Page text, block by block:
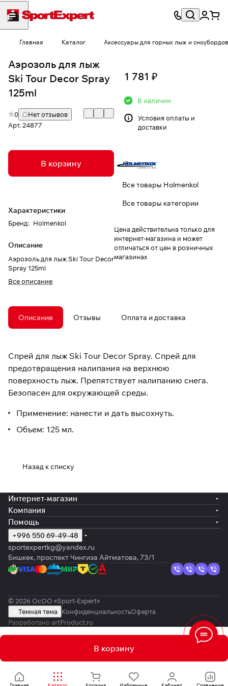
Главная Каталог Аксессуары для горных лыж и сноубордов
Аэрозоль для лыж
Ski Tour Decor Spray
125ml
0
Нет отзывов
Арт.24877
В корзину
Характеристики
Бренд: Holmenkol
Описание
Аэрозоль для лыж Ski Tour Decor
Spray 125ml
Все описание
1 781 ₽
В наличии
Условия оплаты и
доставки
Все товары Holmenkol
Все товары категории
Цена действительна только для
интернет-магазина и может
отличаться от цен в розничных
магазинах
Описание Отзывы Оплата и доставка
Спрей для лыж Ski Tour Decor Spray. Спрей для
предотвращения налипания на верхнюю
поверхность лыж. Препятствует налипанию снега.
Безопасен для окружающей среды.
Применение: нанести и дать высохнуть.
Объем: 125 мл.
Назад к списку
В корзину
Интернет-магазин
Компания
Помощь
+996 550 69-49-48
sportexpertkg@yandex.ru
Бишкек, проспект Чингиза Айтматова, 73/1
© 2026 ОсОО «Sport-Expert»
Темная тема
КонфиденциальностьОферта
Разработано artProduct.ru